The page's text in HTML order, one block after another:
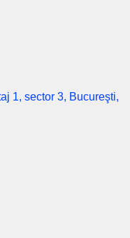
1, sector 3, Bucureşti,